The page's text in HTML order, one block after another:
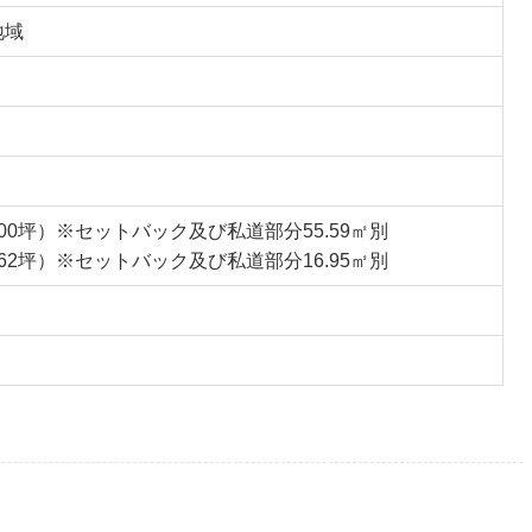
域
坪）※セットバック及び私道部分55.59㎡別
坪）※セットバック及び私道部分16.95㎡別